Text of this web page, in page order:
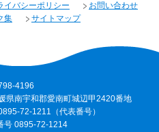
イバシーポリシー
お問い合わせ
集 サイトマップ
4196
県南宇和郡愛南町城辺甲2420番地
72-1211（代表番号）
号 0895-72-1214